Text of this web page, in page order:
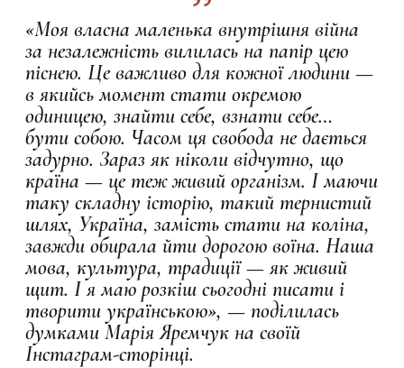
«Моя власна маленька внутрішня війна
за незалежність вилилась на папір цею
піснею. Це важливо для кожної людини —
в якийсь момент стати окремою
одиницею, знайти себе, взнати себе…
бути собою. Часом ця свобода не дається
задурно. Зараз як ніколи відчутно, що
країна — це теж живий організм. І маючи
таку складну історію, такий тернистий
шлях, Україна, замість стати на коліна,
завжди обирала йти дорогою воїна. Наша
мова, культура, традиції — як живий
щит. І я маю розкіш сьогодні писати і
творити українською», — поділилась
думками Марія Яремчук на своїй
Інстаграм-сторінці.